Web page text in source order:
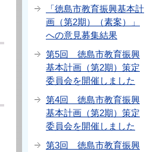
「徳島市教育振興基本計
画（第2期）（素案）」
への意見募集結果
第5回 徳島市教育振興
基本計画（第2期）策定
委員会を開催しました
第4回 徳島市教育振興
基本計画（第2期）策定
委員会を開催しました
第3回 徳島市教育振興